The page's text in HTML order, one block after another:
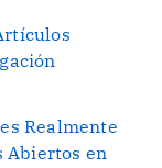
Realmente
Abiertos en